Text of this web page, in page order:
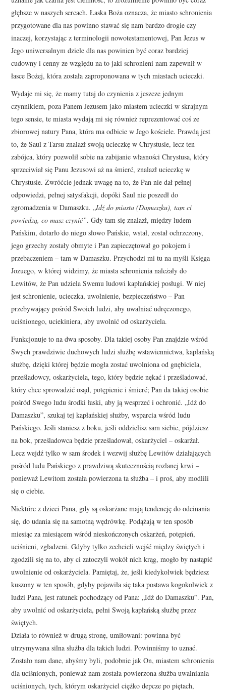
głębsze w naszych sercach. Łaska Boża oznacza, że miasto schronienia
przygotowane dla nas powinno stawać się nam bardzo drogie czy
inaczej, korzystając z terminologii nowotestamentowej, Pan Jezus w
Jego uniwersalnym dziele dla nas powinien być coraz bardziej
cudowny i cenny ze względu na to jaki schronieni nam zapewnił w
łasce Bożej, która została zaproponowana w tych miastach ucieczki.
Wydaje mi się, że mamy tutaj do czynienia z jeszcze jednym
czynnikiem, poza Panem Jezusem jako miastem ucieczki w skrajnym
tego sensie, te miasta wydają mi się również reprezentować coś ze
zbiorowej natury Pana, która ma odbicie w Jego kościele. Prawdą jest
to, że Saul z Tarsu znalazł swoją ucieczkę w Chrystusie, lecz ten
zabójca, który pozwolił sobie na zabijanie własności Chrystusa, który
sprzeciwiał się Panu Jezusowi aż na śmierć, znalazł ucieczkę w
Chrystusie. Zwróćcie jednak uwagę na to, że Pan nie dał pełnej
odpowiedzi, pełnej satysfakcji, dopóki Saul nie poszedł do
zgromadzenia w Damaszku. „Idź do miasta (Damaszku), tam ci
powiedzą, co masz czynić”. Gdy tam się znalazł, między ludem
Pańskim, dotarło do niego słowo Pańskie, wstał, został ochrzczony,
jego grzechy zostały obmyte i Pan zapieczętował go pokojem i
przebaczeniem – tam w Damaszku. Przychodzi mi tu na myśli Księga
Jozuego, w której widzimy, że miasta schronienia należały do
Lewitów, że Pan udziela Swemu ludowi kapłańskiej posługi. W niej
jest schronienie, ucieczka, uwolnienie, bezpieczeństwo – Pan
przebywający pośród Swoich ludzi, aby uwalniać udręczonego,
uciśnionego, uciekiniera, aby uwolnić od oskarżyciela.
Funkcjonuje to na dwa sposoby. Dla takiej osoby Pan znajdzie wśród
Swych prawdziwie duchowych ludzi służbę wstawiennictwa, kapłańską
służbę, dzięki której będzie mogła zostać uwolniona od gnębiciela,
prześladowcy, oskarżyciela, tego, który będzie nękać i prześladować,
który chce sprowadzić osąd, potępienie i śmierć; Pan da takiej osobie
pośród Swego ludu środki łaski, aby ją wesprzeć i ochronić. „Idź do
Damaszku”, szukaj tej kapłańskiej służby, wsparcia wśród ludu
Pańskiego. Jeśli staniesz z boku, jeśli oddzielisz sam siebie, pójdziesz
na bok, prześladowca będzie prześladował, oskarżyciel – oskarżał.
Lecz wejdź tylko w sam środek i wezwij służbę Lewitów działających
pośród ludu Pańskiego z prawdziwą skutecznością rozlanej krwi –
ponieważ Lewitom została powierzona ta służba – i proś, aby modlili
się o ciebie.
Niektóre z dzieci Pana, gdy są oskarżane mają tendencję do odcinania
się, do udania się na samotną wędrówkę. Podążają w ten sposób
miesiąc za miesiącem wśród nieskończonych oskarżeń, potępień,
uciśnieni, zgładzeni. Gdyby tylko zechcieli wejść między świętych i
zgodzili się na to, aby ci zatoczyli wokół nich krąg, mogło by nastąpić
uwolnienie od oskarżyciela. Pamiętaj, że, jeśli kiedykolwiek będziesz
kuszony w ten sposób, gdyby pojawiła się taka postawa kogokolwiek z
ludzi Pana, jest ratunek pochodzący od Pana: „Idź do Damaszku”. Pan,
aby uwolnić od oskarżyciela, pełni Swoją kapłańską służbę przez
świętych.
Działa to również w drugą stronę, umiłowani: powinna być
utrzymywana silna służba dla takich ludzi. Powinniśmy to uznać.
Zostało nam dane, abyśmy byli, podobnie jak On, miastem schronienia
dla uciśnionych, ponieważ nam została powierzona służba uwalniania
uciśnionych, tych, którym oskarżyciel ciężko depcze po piętach,